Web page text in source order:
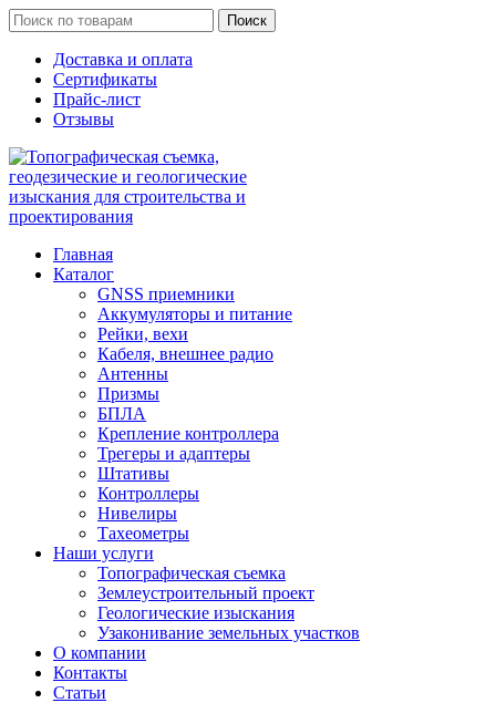
Поиск
Доставка и оплата
Сертификаты
Прайс-лист
Отзывы
Главная
Каталог
GNSS приемники
Аккумуляторы и питание
Рейки, вехи
Кабеля, внешнее радио
Антенны
Призмы
БПЛА
Крепление контроллера
Трегеры и адаптеры
Штативы
Контроллеры
Нивелиры
Тахеометры
Наши услуги
Топографическая съемка
Землеустроительный проект
Геологические изыскания
Узаконивание земельных участков
О компании
Контакты
Статьи